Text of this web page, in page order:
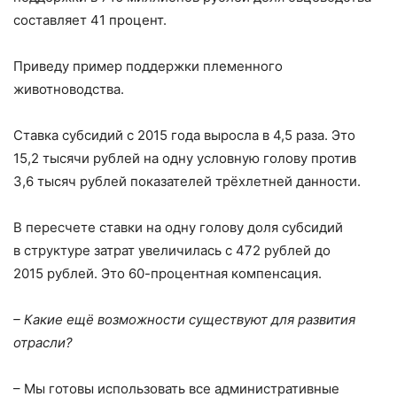
составляет 41 процент.
Приведу пример поддержки племенного
животноводства.
Ставка субсидий с 2015 года выросла в 4,5 раза. Это
15,2 тысячи рублей на одну условную голову против
3,6 тысяч рублей показателей трёхлетней данности.
В пересчете ставки на одну голову доля субсидий
в структуре затрат увеличилась с 472 рублей до
2015 рублей. Это 60-процентная компенсация.
– Какие ещё возможности существуют для развития
отрасли?
– Мы готовы использовать все административные